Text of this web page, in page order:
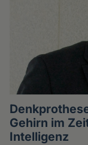
Gehirn im
Intelligenz